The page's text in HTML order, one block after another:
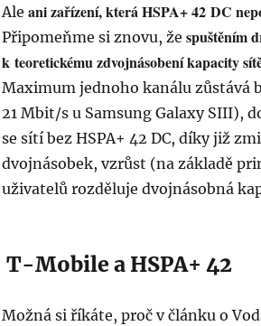
Ale ani zařízení, která HSPA+ 42 DC
Připomeňme si znovu, že spuštěním
k teoretickému zdvojnásobení kapacity
Maximum jednoho kanálu zůstává
21 Mbit/s u Samsung Galaxy SIII),
se sítí bez HSPA+ 42 DC, díky již
dvojnásobek, vzrůst (na základě
uživatelů rozděluje dvojnásobná
T-Mobile a HSPA+ 42
Možná si říkáte, proč v článku o